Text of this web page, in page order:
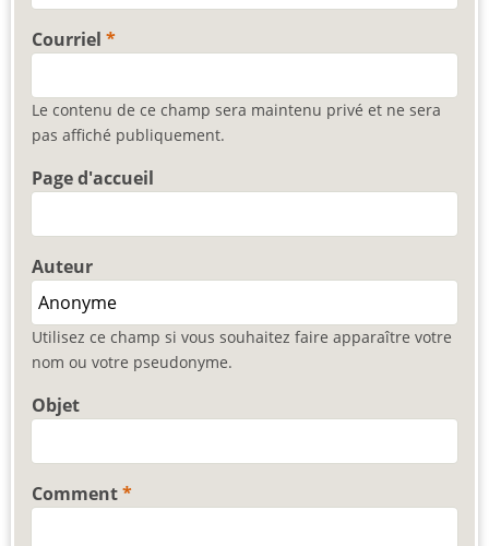
Courriel
Le contenu de ce champ sera maintenu privé et ne sera
pas affiché publiquement.
Page d'accueil
Auteur
Utilisez ce champ si vous souhaitez faire apparaître votre
nom ou votre pseudonyme.
Objet
Comment